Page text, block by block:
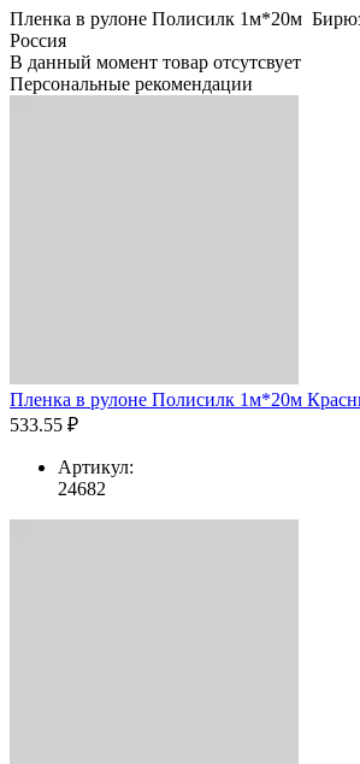
Пленка в рулоне Полисилк 1м*20м
Россия
В данный момент товар отсутсвует
Персональные рекомендации
Пленка в рулоне Полисилк 1м*20м
533.55 ₽
Артикул:
24682